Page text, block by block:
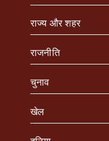
राज्य और शहर
राजनीति
चुनाव
खेल